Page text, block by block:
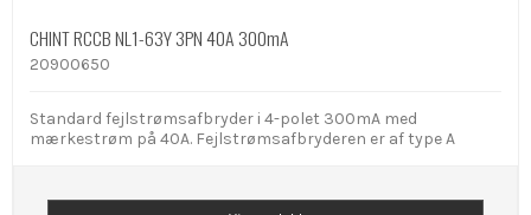
CHINT RCCB NL1-63Y 3PN 40A 300mA
20900650
Standard fejlstrømsafbryder i 4-polet 300mA med
mærkestrøm på 40A. Fejlstrømsafbryderen er af type A